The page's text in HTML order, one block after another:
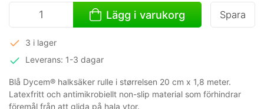
Lägg i varukorg Spara
3 i lager
Leverans: 1-3 dagar
Blå Dycem® halksäker rulle i størrelsen 20 cm x 1,8 meter.
Latexfritt och antimikrobiellt non-slip material som förhindrar
föremål från att glida på hala ytor.